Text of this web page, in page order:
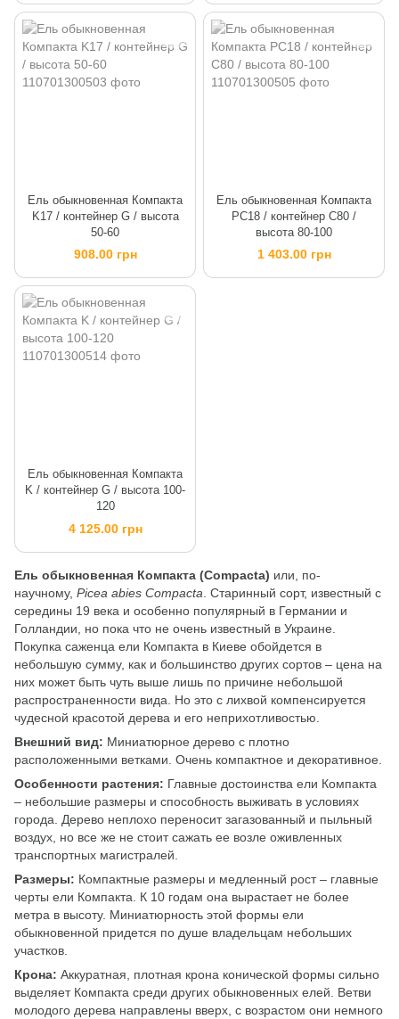
Ель обыкновенная Компакта
K17 / контейнер G / высота
50-60
908.00 грн
Ель обыкновенная Компакта
PC18 / контейнер C80 /
высота 80-100
1 403.00 грн
Ель обыкновенная Компакта
K / контейнер G / высота 100-
120
4 125.00 грн
Ель обыкновенная Компакта (Compacta) или, по-
научному, Picea abies Compacta . Старинный сорт, известный с
середины 19 века и особенно популярный в Германии и
Голландии, но пока что не очень известный в Украине.
Покупка саженца ели Компакта в Киеве обойдется в
небольшую сумму, как и большинство других сортов – цена на
них может быть чуть выше лишь по причине небольшой
распространенности вида. Но это с лихвой компенсируется
чудесной красотой дерева и его неприхотливостью.
Внешний вид: Миниатюрное дерево с плотно
расположенными ветками. Очень компактное и декоративное.
Особенности растения: Главные достоинства ели Компакта
– небольшие размеры и способность выживать в условиях
города. Дерево неплохо переносит загазованный и пыльный
воздух, но все же не стоит сажать ее возле оживленных
транспортных магистралей.
Размеры: Компактные размеры и медленный рост – главные
черты ели Компакта. К 10 годам она вырастает не более
метра в высоту. Миниатюрность этой формы ели
обыкновенной придется по душе владельцам небольших
участков.
Крона: Аккуратная, плотная крона конической формы сильно
выделяет Компакта среди других обыкновенных елей. Ветви
молодого дерева направлены вверх, с возрастом они немного